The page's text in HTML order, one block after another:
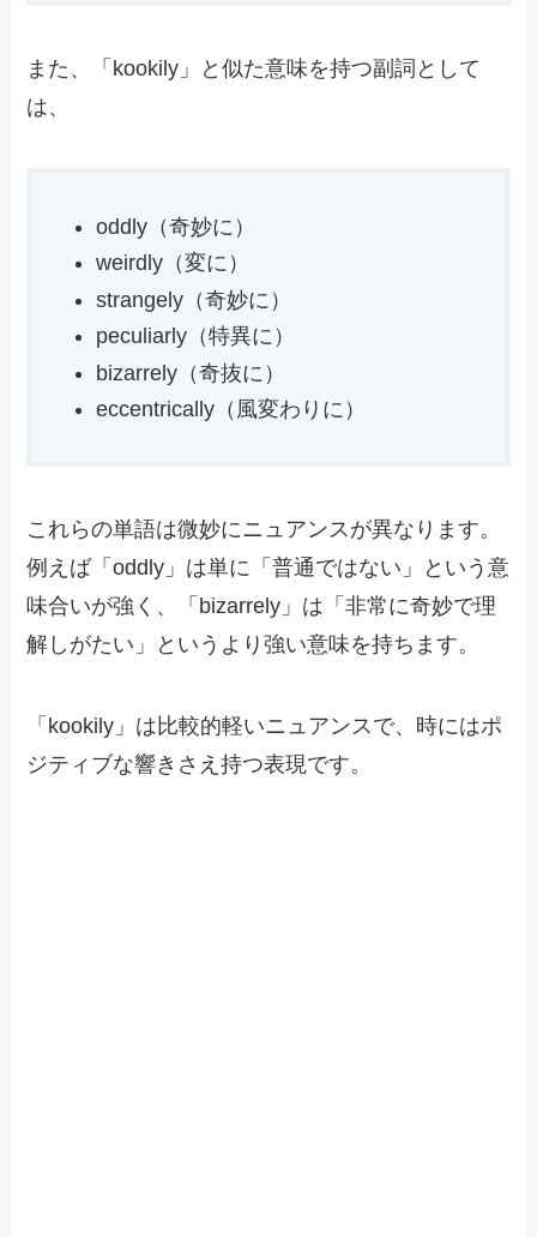
また、「kookily」と似た意味を持つ副詞として
は、
oddly（奇妙に）
weirdly（変に）
strangely（奇妙に）
peculiarly（特異に）
bizarrely（奇抜に）
eccentrically（風変わりに）
これらの単語は微妙にニュアンスが異なります。
例えば「oddly」は単に「普通ではない」という意
味合いが強く、「bizarrely」は「非常に奇妙で理
解しがたい」というより強い意味を持ちます。
「kookily」は比較的軽いニュアンスで、時にはポ
ジティブな響きさえ持つ表現です。